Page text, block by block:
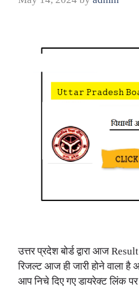
उत्तर प्रदेश बोर्ड द्वारा आज
रिजल्ट आज ही जारी होने वाला
आप निचे दिए गए डायरेक्ट लिंक